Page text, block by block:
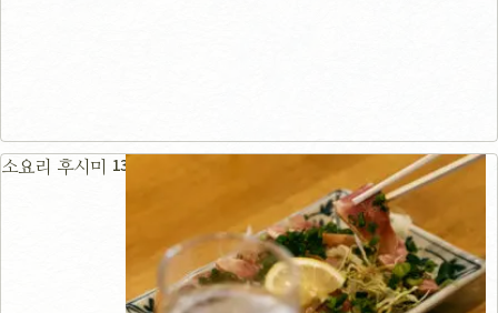
소요리 후시미 132m